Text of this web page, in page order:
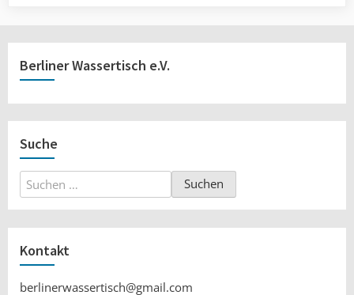
Berliner Wassertisch e.V.
Suche
Suchen
nach:
Kontakt
berlinerwassertisch@gmail.com